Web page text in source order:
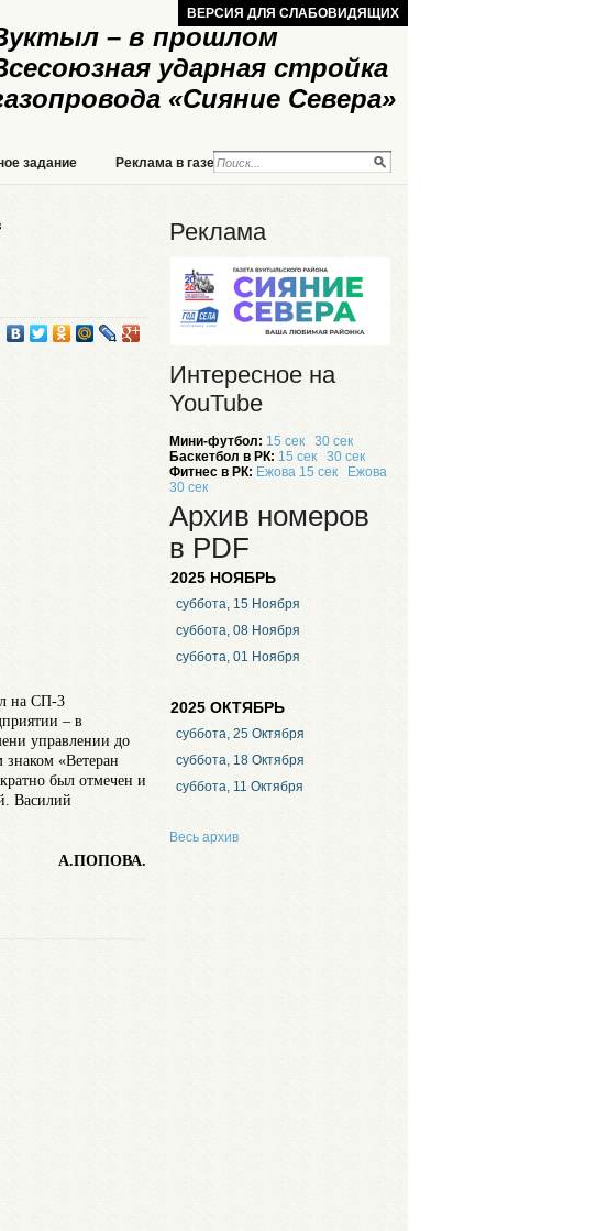
– в прошлом
ударная стройка
«Сияние Севера»
ВЕРСИЯ ДЛЯ СЛАБОВИДЯЩИХ
задание Реклама в газете Реклама на сайте
на СП-3
– в
управлении до
«Ветеран
был отмечен и
Василий
А.ПОПОВА.
Реклама
Интересное на
YouTube
Мини-футбол: 15 сек
30 сек
Баскетбол в РК: 15 сек
30 сек
Фитнес в РК: Ежова 15 сек
Ежова
30 сек
Архив номеров
в PDF
2025 НОЯБРЬ
суббота, 15 Ноября
суббота, 08 Ноября
суббота, 01 Ноября
2025 ОКТЯБРЬ
суббота, 25 Октября
суббота, 18 Октября
суббота, 11 Октября
Весь архив